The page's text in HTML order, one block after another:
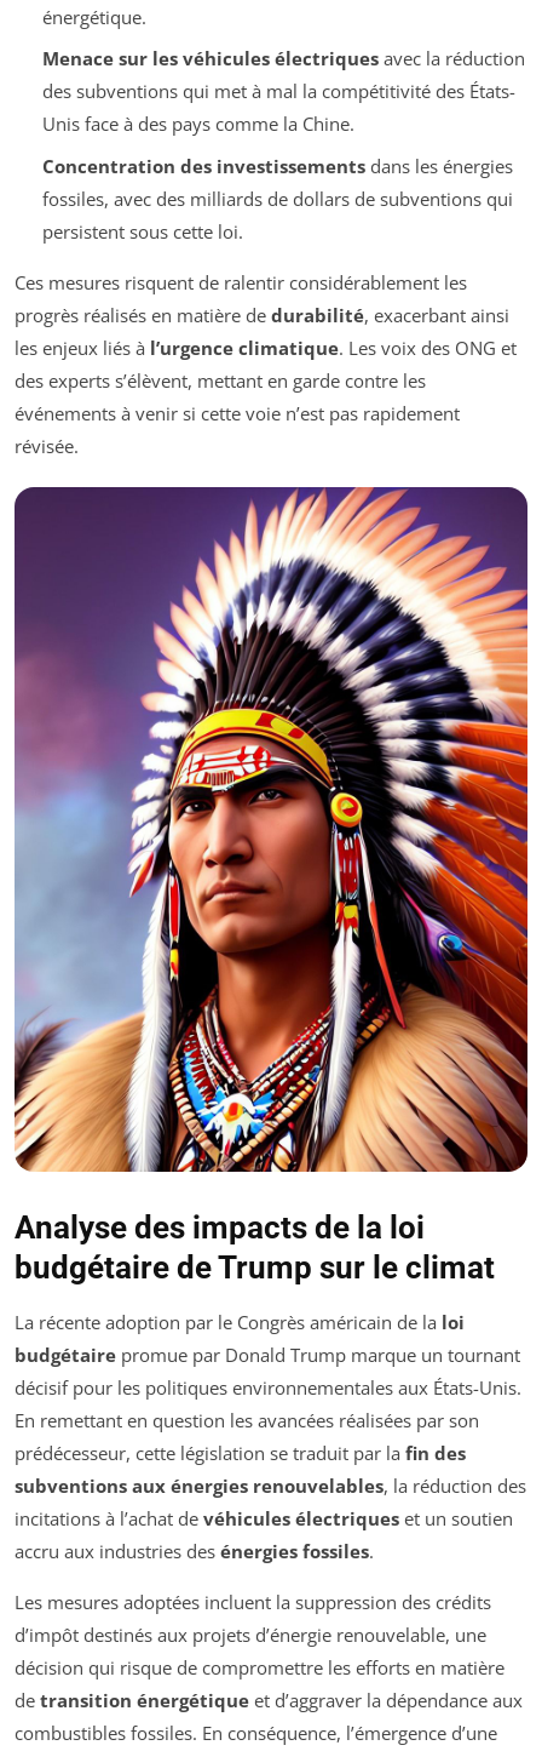
énergétique.
Menace sur les véhicules électriquesavec la réduction
des subventions qui met à mal la compétitivité des États-
Unis face à des pays comme la Chine.
Concentration des investissementsdans les énergies
fossiles, avec des milliards de dollars de subventions qui
persistent sous cette loi.
Ces mesures risquent de ralentir considérablement les
progrès réalisés en matière de durabilité, exacerbant ainsi
les enjeux liés à l’urgence climatique. Les voix des ONG et
des experts s’élèvent, mettant en garde contre les
événements à venir si cette voie n’est pas rapidement
révisée.
Analyse des impacts de la loi
budgétaire de Trump sur le climat
La récente adoption par le Congrès américain de la loi
budgétaire promue par Donald Trump marque un tournant
décisif pour les politiques environnementales aux États-Unis.
En remettant en question les avancées réalisées par son
prédécesseur, cette législation se traduit par la fin des
subventions aux énergies renouvelables, la réduction des
incitations à l’achat de véhicules électriques et un soutien
accru aux industries des énergies fossiles.
Les mesures adoptées incluent la suppression des crédits
d’impôt destinés aux projets d’énergie renouvelable, une
décision qui risque de compromettre les efforts en matière
de transition énergétique et d’aggraver la dépendance aux
combustibles fossiles. En conséquence, l’émergence d’une